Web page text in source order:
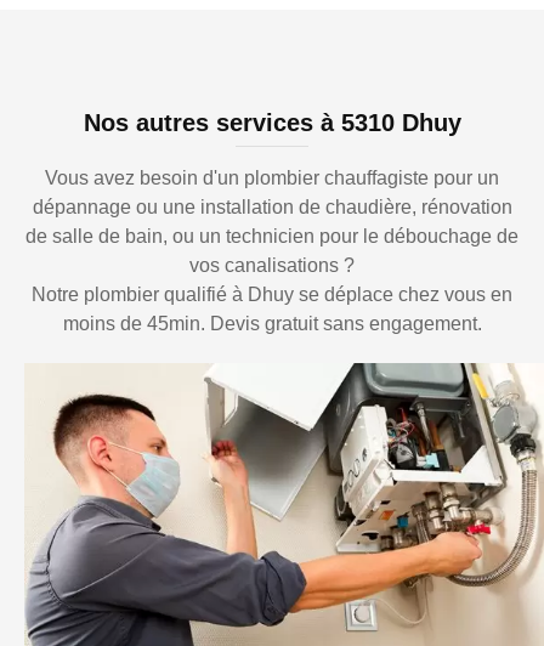
Nos autres services à 5310 Dhuy
Vous avez besoin d'un plombier chauffagiste pour un
dépannage ou une installation de chaudière, rénovation
de salle de bain, ou un technicien pour le débouchage de
vos canalisations ?
Notre plombier qualifié à Dhuy se déplace chez vous en
moins de 45min. Devis gratuit sans engagement.